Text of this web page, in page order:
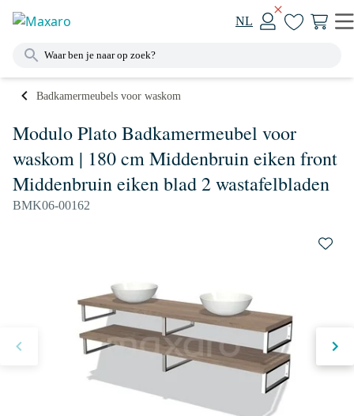
NL
Badkamermeubels voor waskom
Modulo Plato Badkamermeubel voor
waskom | 180 cm Middenbruin eiken front
Middenbruin eiken blad 2 wastafelbladen
BMK06-00162